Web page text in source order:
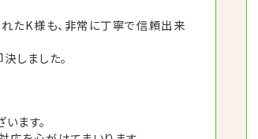
たK様も、非常に丁寧で信頼出来
しました。
ます。